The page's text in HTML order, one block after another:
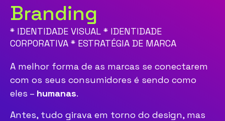
Branding
* IDENTIDADE VISUAL * IDENTIDADE
CORPORATIVA * ESTRATÉGIA DE MARCA
A melhor forma de as marcas se conectarem
com os seus consumidores é sendo como
eles – humanas.
Antes, tudo girava em torno do design, mas